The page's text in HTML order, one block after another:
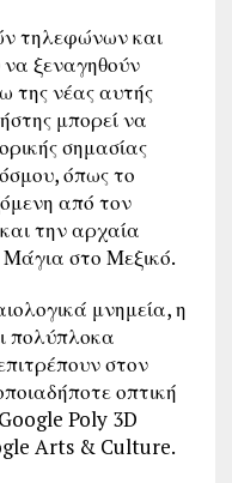
τηλεφώνων και
ξεναγηθούν
της νέας αυτής
μπορεί να
σημασίας
όπως το
από τον
την αρχαία
στο Μεξικό.
μνημεία, η
πολύπλοκα
στον
οπτική
Poly 3D
Arts & Culture.